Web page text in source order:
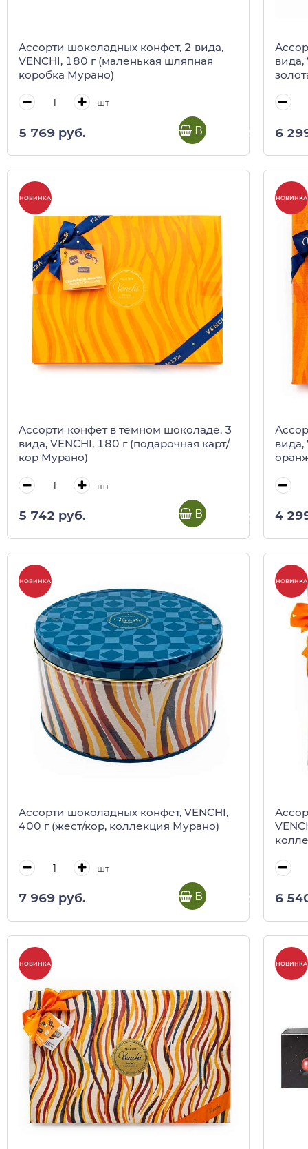
Ассорти шоколадных конфет, 2 вида,
VENCHI, 180 г (маленькая шляпная
коробка Мурано)
шт
5 769 руб. В корзину
вида,
6
НОВИНКА
Ассорти конфет в темном шоколаде, 3
вида, VENCHI, 180 г (подарочная карт/
кор Мурано)
шт
5 742 руб. В корзину
НОВИНКА
вида,
4
НОВИНКА
Ассорти шоколадных конфет, VENCHI,
400 г (жест/кор, коллекция Мурано)
шт
7 969 руб. В корзину
НОВИНКА
6
НОВИНКА НОВИНКА